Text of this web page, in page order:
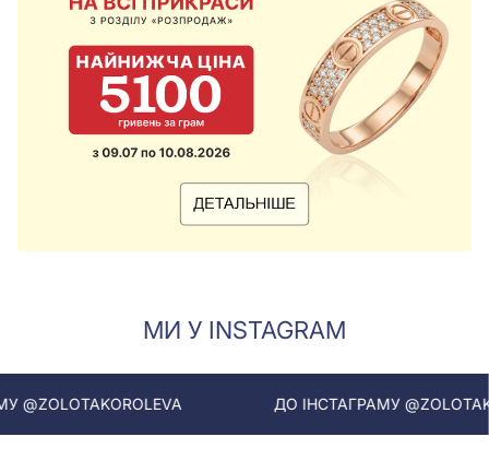
МИ У INSTAGRAM
ДО ІНСТАГРАМУ